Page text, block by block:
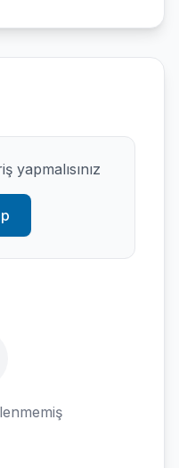
yapmalısınız